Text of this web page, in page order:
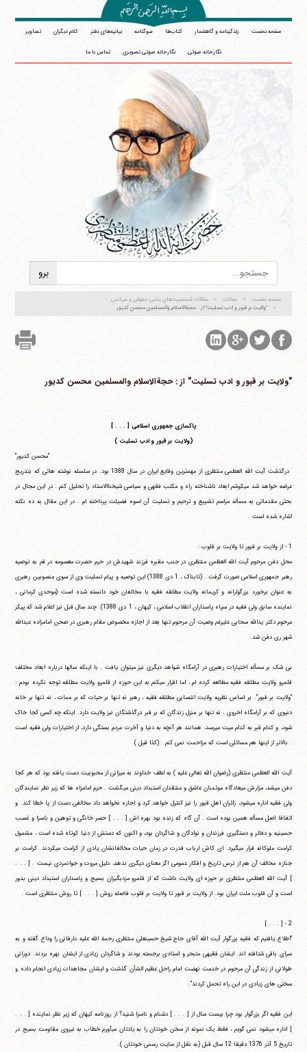
صفحه نخست زندگینامه و گاهشمار کتاب‌ها سوگنامه بیانیه‌های دفتر کلام دیگران تصاویر
نگارخانه صوتی نگارخانه صوتی تصویری تماس با ما
صفحه نخست مقالات
مقالات شخصیت‌های علمی حقوقی و سیاسی
"ولایت بر قبور و ادب تسلیت" از : حجةالاسلام والمسلمین محسن کدیور‏
"ولایت بر قبور و ادب تسلیت" از : حجةالاسلام والمسلمین محسن کدیور‏
پاکسازی جمهوری اسلامی [ . . . ]
(ولایت بر قبور و ادب تسلیت )
"محسن کدیور"
درگذشت آیت الله العظمی منتظری از مهمترین وقایع ایران در سال 1388 بود. در سلسله نوشته هائی که بتدریج
عرضه خواهد شد می‎کوشم ابعاد ناشناخته راه و مکتب فقهی و سیاسی شیخناالاستاد را تحلیل کنم . در این مجال در
بحثی مقدماتی به مسأله مراسم تشییع و ترحیم و تسلیت آن اسوه فضیلت پرداخته ام . در این مقال به ده نکته
اشاره شده است .
1 - از ولایت بر قبور تا ولایت بر قلوب :
محل دفن مرحوم آیت الله العظمی منتظری در جنب مقبره فرزند شهیدش در حرم حضرت معصومه در قم به توصیه
رهبر جمهوری اسلامی صورت گرفت . (تابناک ، 1 دی 1388) این توصیه و پیام تسلیت وی از سوی منصوبین رهبری
به عنوان برخورد بزرگوارانه و کریمانه ولایت مطلقه فقیه با مخالفان خود دانسته شده است (موحدی کرمانی ،
نماینده سابق ولی فقیه در سپاه پاسداران انقلاب اسلامی ، کیهان ، 1 دی 1388). چند سال قبل نیز اعلام شد که پیکر
مرحوم دکتر یدالله سحابی علیرغم وصیت آن مرحوم تنها بعد از اجازه مخصوص مقام رهبری در صحن امامزاده عبدالله
شهر ری دفن شد.
بی شک بر مسأله اختیارات رهبری در آرامگاه شواهد دیگری نیز می‎توان یافت . با اینکه سالها درباره ابعاد مختلف
قلمرو ولایت مطلقه فقیه مطالعه کرده ام ، اما اقرار می‎کنم به این حوزه از قلمرو ولایت مطلقه توجه نکرده بودم :
"ولایت بر قبور". بر اساس نظریه ولایت انتصابی مطلقه فقیه ، رهبر نه تنها بر حیات که بر ممات ، نه تنها بر خانه
دنیوی که بر آرامگاه اخروی ، نه تنها بر منزل زندگان که بر قبر درگذشتگان نیز ولایت دارد. اینکه چه کسی کجا خاک
شود، و کدام قبر به کدام میت می‎رسد، همانند هر آنچه به دنیا و آخرت مردم بستگی دارد، از اختیارات ولی فقیه است
. بالاتر از اینها هم مسائلی است که مزاحمت نمی کنم . (کذا قیل ).
آیت الله العظمی منتظری (رضوان الله تعالی علیه ) به لطف خداوند به میزانی از محبوبیت دست یافته بود که هر کجا
دفن می‎شد، مزارش میعادگاه موئمنان عاشق و منتقدان استبداد دینی می‎گشت . حرم امامزاه ها که زیر نظر نمایندگان
ولی فقیه اداره می‎شود، زائران اهل قبور را نیز کنترل خواهد کرد و اجازه نخواهد داد مخالفی دست از پا خطا کند. و
اتفاقا اصل مسأله همین بوده است . آن گاه که زنده بود بهره اش [ . . . ] حصر خانگی و توهین و ناسزا و غصب
حسینیه و دفاتر و دستگیری فرزندان و نوادگان و شاگردان بود، و اکنون که دستش از دنیا کوتاه شده است ، مشمول
کرامت ملوکانه قرار می‎گیرد. ای کاش ارباب قدرت در زمان حیات مخالفانشان یادی از کرامت می‎کردند. کرامت بر
جنازه مخالف آن هم از ترس تاریخ و افکار عمومی اگر معنای دیگری ندهد، دلیل مروت و جوانمردی نیست . [ . . .
] آیت الله العظمی منتظری بر حوزه ای ولایت داشت که از قلمرو مزدبگیران بسیج و پاسداران استبداد دینی بدور
است و آن قلوب ملت ایران بود. از ولایت بر قبور تا ولایت بر قلوب فاصله روش [ . . . ] تا روش منتظری است .
2 - [ . . . ]
"اطلاع یافتیم که فقیه بزرگوار آیت الله آقای حاج شیخ حسینعلی منتظری رحمة الله علیه دارفانی را وداع گفته و به
سرای باقی شتافته اند. ایشان فقیهی متبحر و استادی برجسته بودند و شاگردان زیادی از ایشان بهره بردند. دورانی
طولانی از زندگی آن مرحوم در خدمت نهضت امام راحل عظیم الشأن گذشت و ایشان مجاهدات زیادی انجام داده و
سختی های زیادی در این راه تحمل کردند".
این فقیه اگر بزرگوار بود چرا بیست سال از [ . . . ] دشنام و ناسزا شنید؟ از روزنامه کیهان که زیر نظر نماینده [ . . .
] اداره می‎شود نمی گویم ، فقط یک نمونه از سخن خودتان را به یادتان می‎آورم خطاب به نیروی مقاومت بسیج در
تاریخ 5 آذر 1376 دقیقا 12 سال قبل (به نقل از سایت رسمی خودتان ).
آیت‌الله منتظری
وب سایت رسمی آیت‌الله منتظری
ایران،قم،میدان مصلّی، بلوار شهید محمّد منتظری، كوچه